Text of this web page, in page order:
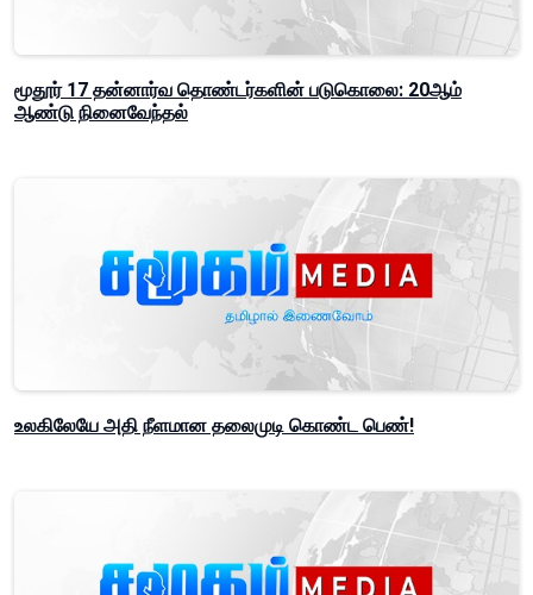
மூதூர் 17 தன்னார்வ தொண்டர்களின் படுகொலை: 20ஆம்
ஆண்டு நினைவேந்தல்
உலகிலேயே அதி நீளமான தலைமுடி கொண்ட பெண்!